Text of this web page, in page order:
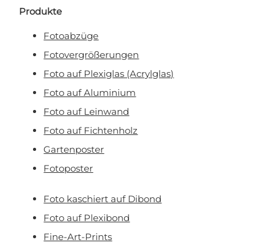
Produkte
Fotoabzüge
Fotovergrößerungen
Foto auf Plexiglas (Acrylglas)
Foto auf Aluminium
Foto auf Leinwand
Foto auf Fichtenholz
Gartenposter
Fotoposter
Foto kaschiert auf Dibond
Foto auf Plexibond
Fine-Art-Prints
Nein, ich will keinen Rabatt!
erhalten.